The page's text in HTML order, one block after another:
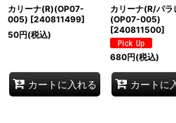
カリーナ(R)(OP07-
005) [240811499]
50円(税込)
カートに入れる
カリーナ(R/パラ
(OP07-005)
[240811500]
680円(税込)
カートに